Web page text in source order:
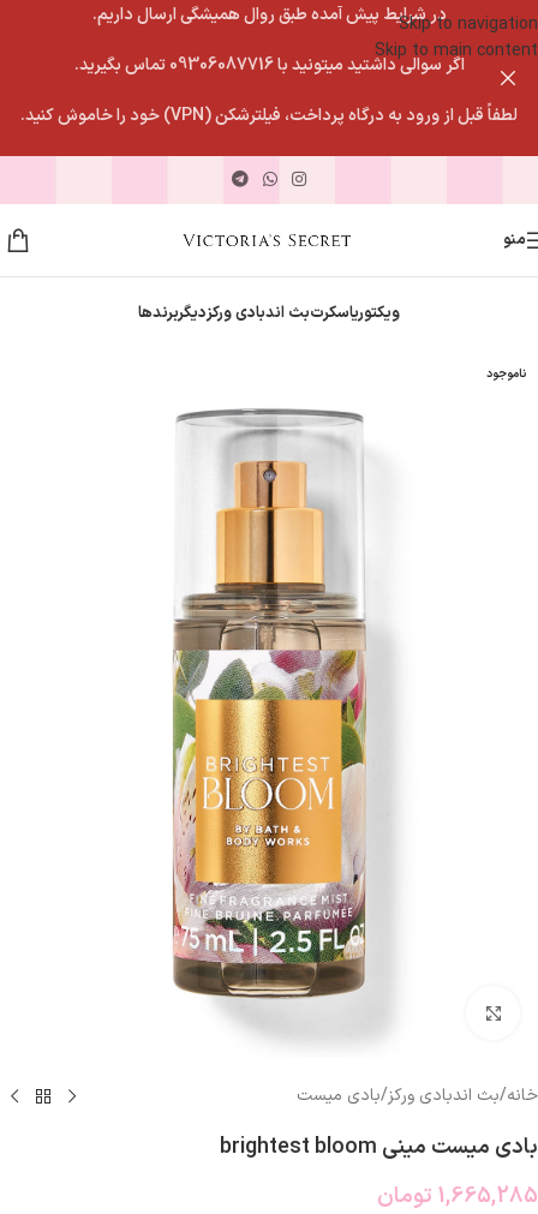
Skip to navigation
Skip to main content
در شرایط پیش آمده طبق روال همیشگی ارسال داریم.
اگر سوالی داشتید میتونید با 09306087716 تماس بگیرید.
لطفاً قبل از ورود به درگاه پرداخت، فیلترشکن (VPN) خود را خاموش کنید.
منو
ویکتوریاسکرتبث اندبادی ورکزدیگربرندها
ناموجود
خانه/بث اندبادی ورکز/بادی میست
بادی میست مینی brightest bloom
1,665,285 تومان